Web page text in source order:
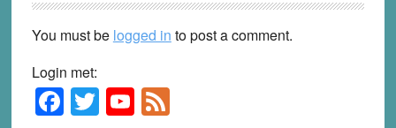
Interactions
You must be logged in to post a comment.
Login met:
Primary
F T Y F